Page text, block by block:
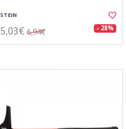
STEIN
5,03€ 6,94€ - 28%